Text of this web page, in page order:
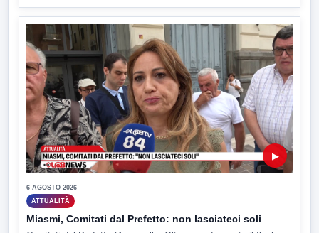
▶
6 AGOSTO 2026
ATTUALITÀ
Miasmi, Comitati dal Prefetto: non lasciateci soli